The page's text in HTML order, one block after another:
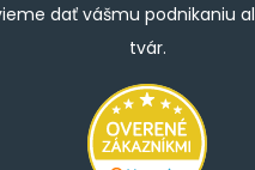
dať vášmu podnikaniu
tvár.